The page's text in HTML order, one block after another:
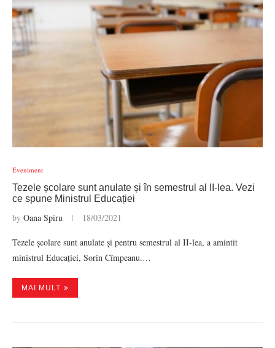
Eveniment
Tezele școlare sunt anulate și în semestrul al II-lea. Vezi
ce spune Ministrul Educației
by Oana Spiru 18/03/2021
Tezele școlare sunt anulate și pentru semestrul al II-lea, a amintit
ministrul Educației, Sorin Cîmpeanu.…
MAI MULT